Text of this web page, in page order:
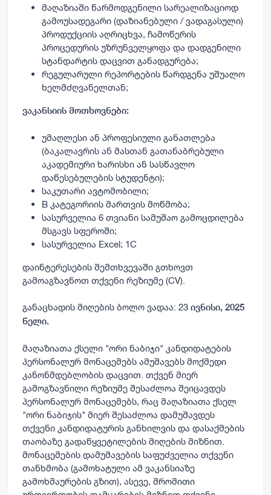
მაღაზიაში წარმოდგენილი სარეალიზაციოდ
გამოუსადეგარი (დაზიანებული / ვადაგასული)
პროდუქციის აღრიცხვა, ჩამოწერის
პროცედურის უზრუნველყოფა და დადგენილი
სტანდარტის დაცვით განადგურება;
რეგულარული რეპორტების წარდგენა უშუალო
ხელმძღვანელთან;
ვაკანსიის მოთხოვნები:
უმაღლესი ან პროფესიული განათლება
(ბაკალავრის ან მასთან გათანაბრებული
აკადემიური ხარისხი ან სასწავლო
დაწესებულების სტუდენტი);
საკუთარი ავტომობილი;
B კატეგორიის მართვის მოწმობა;
სასურველია 6 თვიანი სამუშაო გამოცდილება
მსგავს სფეროში;
სასურველია Excel; 1C
დაინტერესების შემთხვევაში გთხოვთ
გამოაგზავნოთ თქვენი რეზიუმე (CV).
განაცხადის მიღების ბოლო ვადაა: 23 ივნისი, 2025
წელი.
მაღაზიათა ქსელი "ორი ნაბიჯი" კანდიდატების
პერსონალურ მონაცემებს ამუშავებს მოქმედი
კანონმდებლობის დაცვით. თქვენ მიერ
გამოგზავნილი რეზიუმე შესაძლოა შეიცავდეს
პერსონალურ მონაცემებს, რაც მაღაზიათა ქსელ
"ორი ნაბიჯის" მიერ შესაძლოა დამუშავდეს
თქვენი კანდიდატურის განხილვის და დასაქმების
თაობაზე გადაწყვეტილების მიღების მიზნით.
მონაცემების დამუშავების საფუძველია თქვენი
თანხმობა (გამოხატული ამ ვაკანსიაზე
გამოხმაურების გზით), ასევე, შრომითი